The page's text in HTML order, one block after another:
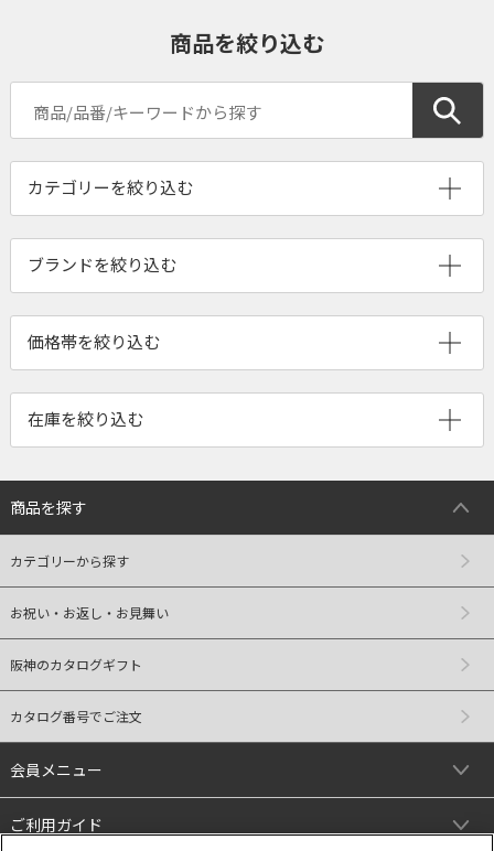
商品を絞り込む
ブランドを絞り込む
商品を探す
カテゴリーから探す
お祝い・お返し・お見舞い
阪神のカタログギフト
カタログ番号でご注文
会員メニュー
ご利用ガイド